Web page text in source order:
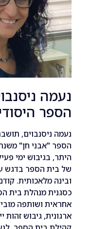
ניסנבוים –
היסודי
תושבת העיר,
הספר
ימי פעילויות
הספר בדגש על הטמעת
מלאכותית. קודם לכן,
מנהלת בית הספר יזמ"ה
ושותפה מובילה לעשייה
גיבוש זהות ייחודית